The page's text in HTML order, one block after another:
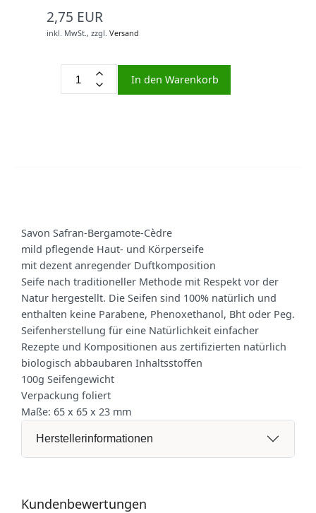
2,75 EUR
inkl. MwSt., zzgl. Versand
In den Warenkorb
Savon Safran-Bergamote-Cèdre
mild pflegende Haut- und Körperseife
mit dezent anregender Duftkomposition
Seife nach traditioneller Methode mit Respekt vor der
Natur hergestellt. Die Seifen sind 100% natürlich und
enthalten keine Parabene, Phenoxethanol, Bht oder Peg.
Seifenherstellung für eine Natürlichkeit einfacher
Rezepte und Kompositionen aus zertifizierten natürlich
biologisch abbaubaren Inhaltsstoffen
100g Seifengewicht
Verpackung foliert
Maße: 65 x 65 x 23 mm
Herstellerinformationen
Kundenbewertungen